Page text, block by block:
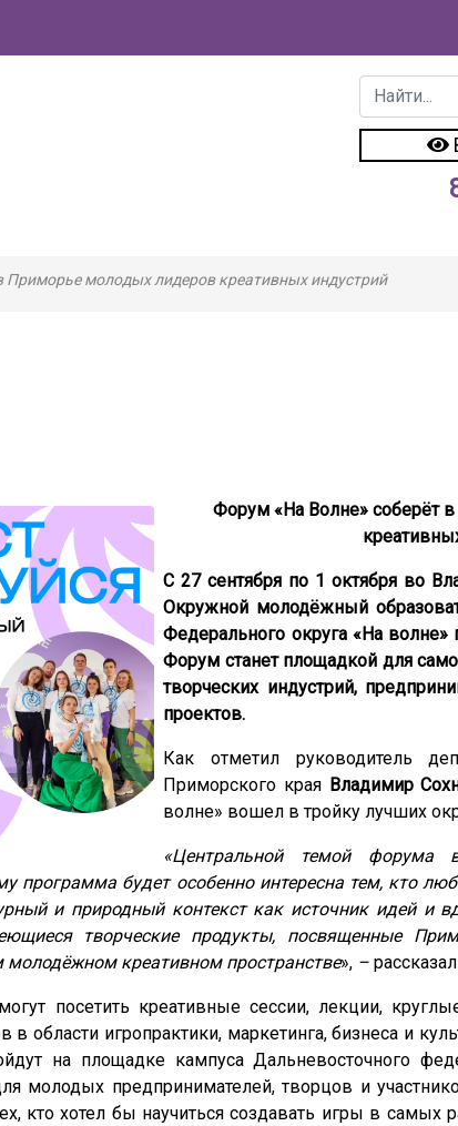
Приморье молодых лидеров креативных индустрий
Форум «На Волне» соберёт
С 27 сентября по 1 октября во
Окружной молодёжный
Федерального округа «На
Форум станет площадкой для
творческих индустрий,
проектов.
Как отметил руководитель
Приморского края Владимир
волне» вошел в тройку лучших
«Центральной темой форума
программа будет особенно интересна тем, кто
и природный контекст как источник идей и
творческие продукты, посвященные
молодёжном креативном пространстве», –
посетить креативные сессии, лекции,
в области игропрактики, маркетинга, бизнеса и
на площадке кампуса Дальневосточного
молодых предпринимателей, творцов и
кто хотел бы научиться создавать игры в самых